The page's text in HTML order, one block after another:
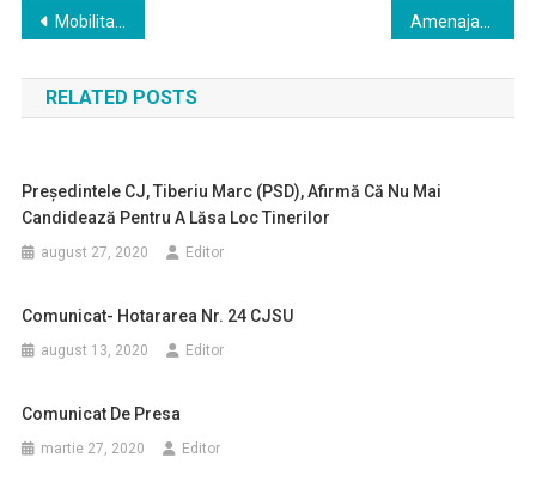
Navigare
în
articole
Mobilitate urbană durabilă în Municipiul Zalău: străzile Corneliu Coposu și Avram Iancu
RELATED POSTS
Preşedintele CJ, Tiberiu Marc (PSD), Afirmă Că Nu Mai
Candidează Pentru A Lăsa Loc Tinerilor
august 27, 2020 Editor
Comunicat- Hotararea Nr. 24 CJSU
august 13, 2020 Editor
Comunicat De Presa
martie 27, 2020 Editor